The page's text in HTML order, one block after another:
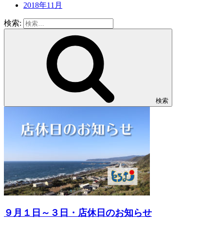
2018年11月
検索:
検索
９月１日～３日・店休日のお知らせ